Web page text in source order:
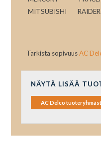
MITSUBISHI
RAIDER
Tarkista sopivuusAC
NÄYTÄ LISÄÄ
AC Delco